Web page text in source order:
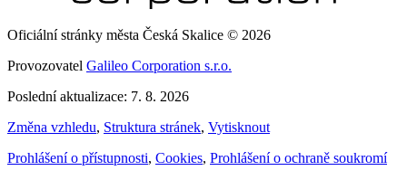
Oficiální stránky města Česká Skalice © 2026
Provozovatel Galileo Corporation s.r.o.
Poslední aktualizace: 7. 8. 2026
Změna vzhledu, Struktura stránek, Vytisknout
Prohlášení o přístupnosti, Cookies, Prohlášení o ochraně soukromí